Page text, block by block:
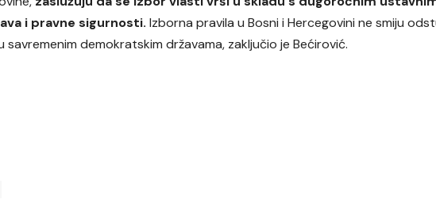
i pravne sigurnosti. Izborna pravila u Bosni i Hercegovini ne smiju
savremenim demokratskim državama, zaključio je Bećirović.